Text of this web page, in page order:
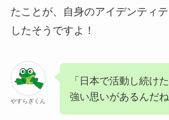
たことが、自身のアイデンティ
したそうですよ！
やすらぎくん
「日本で活動し続け
強い思いがあるんだね